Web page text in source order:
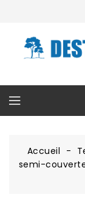
Accueil
semi-